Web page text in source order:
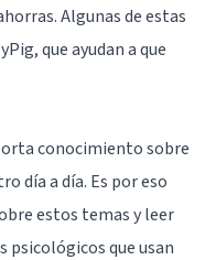
Algunas de estas
que ayudan a que
conocimiento sobre
día a día. Es por eso
estos temas y leer
psicológicos que usan